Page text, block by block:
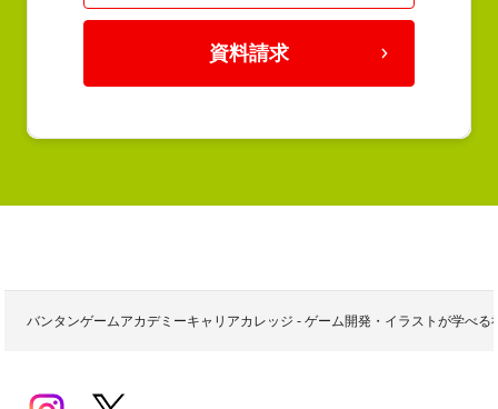
資料請求
バンタンゲームアカデミーキャリアカレッジ - ゲーム開発・イラストが学べ